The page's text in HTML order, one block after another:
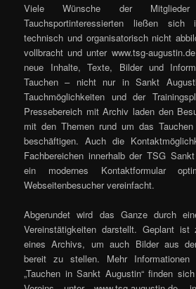
Viele Wünsche der
Tauchsportinteressierten ließen sich
technisch und organisatorisch nicht
vollbracht und unter www.tsg-
neue Inhalte, Texte, Bilder und
Tauchen – nicht nur in Sankt
Tauchmöglichkeiten und der
Pressebereich mit Archiv laden den
mit den Themen rund um das
beschäftigen. Auch die
Fachbereichen innerhalb der TSG
ein modernes Kontaktformular
Webseitenbesucher vereinfacht.
Abgerundet wird das Ganze durch
Vereinstätigkeiten darstellt. Geplant ist
eines Archivs, um auch Bilder aus
bereit zu stellen. Mehr
„Tauchen in Sankt Augustin“ finden